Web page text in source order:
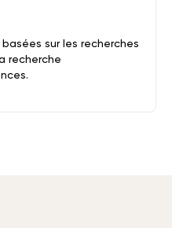
sur les recherches
recherche